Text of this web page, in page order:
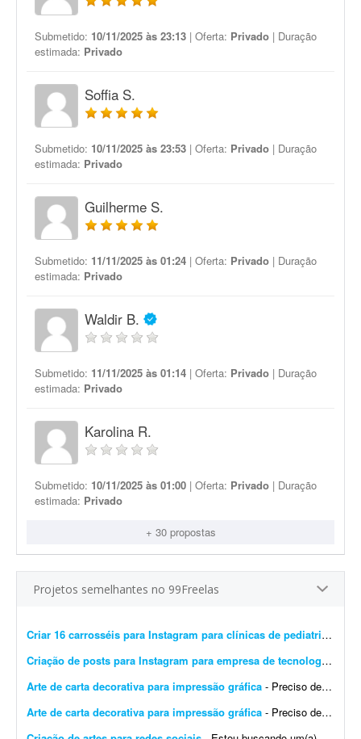
Submetido: 10/11/2025 às 23:13 | Oferta: Privado | Duração
estimada: Privado
Soffia S.
Submetido: 10/11/2025 às 23:53 | Oferta: Privado | Duração
estimada: Privado
Guilherme S.
Submetido: 11/11/2025 às 01:24 | Oferta: Privado | Duração
estimada: Privado
Waldir B.
Submetido: 11/11/2025 às 01:14 | Oferta: Privado | Duração
estimada: Privado
Karolina R.
Submetido: 10/11/2025 às 01:00 | Oferta: Privado | Duração
estimada: Privado
+ 30 propostas
Projetos semelhantes no 99Freelas
Criar 16 carrosséis para Instagram para clínicas de pediatria
-
Criação de posts para Instagram para empresa de tecnologia-
Arte de carta decorativa para impressão gráfica - Preciso de um design para imprimir uma carta decorativa na gráfica. A arte deve ser editável em PDF, conforme exigido pela gráfica. Quero unir dois elementos: o lobo ficar&aac...
Arte de carta decorativa para impressão gráfica - Preciso de um design para imprimir uma carta decorativa na gráfica. A arte deve ser editável em PDF, conforme exigido pela gráfica. Quero unir dois elementos: o lobo no cart&a...